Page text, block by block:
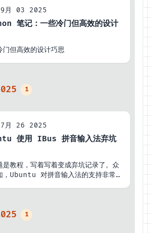
月 03 2025
笔记：一些冷门但高效的设计
门但高效的设计巧思
1
月 26 2025
使用 IBus 拼音输入法弃坑
是教程，写着写着变成弃坑记录了。众
，Ubuntu 对拼音输入法的支持非常
1